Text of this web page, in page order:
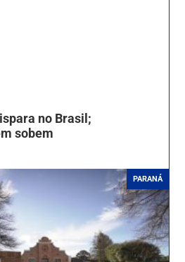
no Brasil;
sobem
PARANÁ